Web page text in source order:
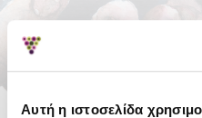
Αυτή η ιστοσελίδα
88.00€
Χωρίς ΦΠΑ: 70.97€